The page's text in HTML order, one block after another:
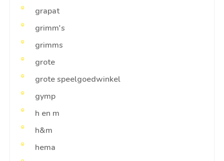
grapat
grimm's
grimms
grote
grote speelgoedwinkel
gymp
h en m
h&m
hema